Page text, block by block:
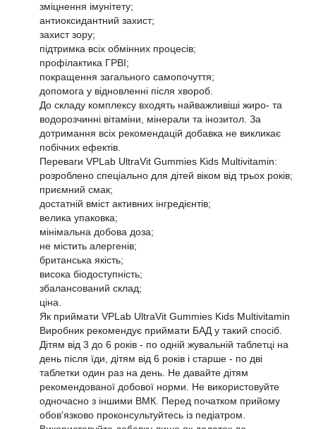
зміцнення імунітету;
антиоксидантний захист;
захист зору;
підтримка всіх обмінних процесів;
профілактика ГРВІ;
покращення загального самопочуття;
допомога у відновленні після хвороб.
До складу комплексу входять найважливіші жиро- та
водорозчинні вітаміни, мінерали та інозитол. За
дотримання всіх рекомендацій добавка не викликає
побічних ефектів.
Переваги VPLab UltraVit Gummies Kids Multivitamin:
розроблено спеціально для дітей віком від трьох років;
приємний смак;
достатній вміст активних інгредієнтів;
велика упаковка;
мінімальна добова доза;
не містить алергенів;
британська якість;
висока біодоступність;
збалансований склад;
ціна.
Як приймати VPLab UltraVit Gummies Kids Multivitamin
Виробник рекомендує приймати БАД у такий спосіб.
Дітям від 3 до 6 років - по одній жувальній таблетці на
день після їди, дітям від 6 років і старше - по дві
таблетки один раз на день. Не давайте дітям
рекомендованої добової норми. Не використовуйте
одночасно з іншими ВМК. Перед початком прийому
обов'язково проконсультуйтесь із педіатром.